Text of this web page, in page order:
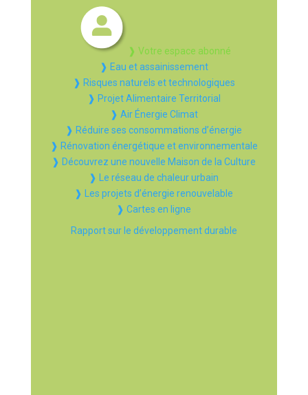
❱ Votre espace abonné
❱ Eau et assainissement
❱ Risques naturels et technologiques
❱ Projet Alimentaire Territorial
❱ Air Énergie Climat
❱ Réduire ses consommations d’énergie
❱ Rénovation énergétique et environnementale
❱ Découvrez une nouvelle Maison de la Culture
❱ Le réseau de chaleur urbain
❱ Les projets d’énergie renouvelable
❱ Cartes en ligne
Rapport sur le développement durable